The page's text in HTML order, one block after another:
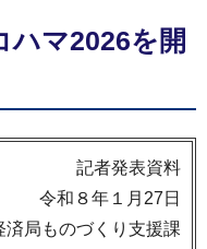
ハマ2026を開
記者発表資料
令和８年１月27日
済局ものづくり支援課